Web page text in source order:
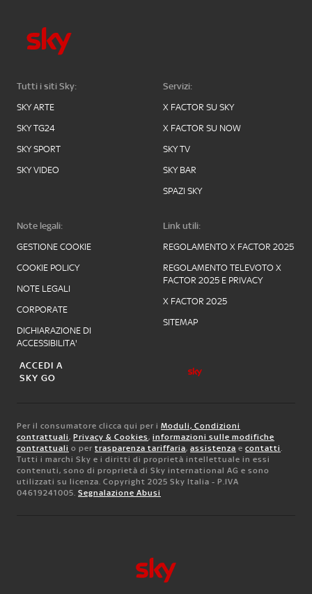
Tutti i siti Sky:
SKY ARTE
SKY TG24
SKY SPORT
SKY VIDEO
Servizi:
X FACTOR SU SKY
X FACTOR SU NOW
SKY TV
SKY BAR
SPAZI SKY
Note legali:
GESTIONE COOKIE
COOKIE POLICY
NOTE LEGALI
CORPORATE
DICHIARAZIONE DI
ACCESSIBILITA'
Link utili:
REGOLAMENTO X FACTOR 2025
REGOLAMENTO TELEVOTO X
FACTOR 2025 E PRIVACY
X FACTOR 2025
SITEMAP
ACCEDI A
SKY GO
Per il consumatore clicca qui per i Moduli, Condizioni
contrattuali, Privacy & Cookies, informazioni sulle modifiche
contrattuali o per trasparenza tariffaria, assistenza e contatti.
Tutti i marchi Sky e i diritti di proprietà intellettuale in essi
contenuti, sono di proprietà di Sky international AG e sono
utilizzati su licenza. Copyright 2025 Sky Italia - P.IVA
04619241005. Segnalazione Abusi